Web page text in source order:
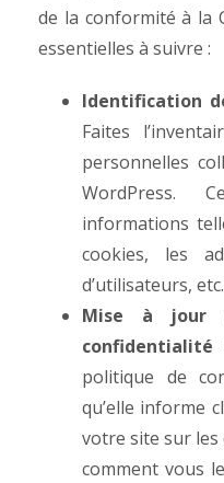
de la conformité à la
essentielles à suivre :
Identification
Faites
personnelles
WordPress.
informations
cookies, les
d’utilisateurs, etc.
Mise à jour
confidentialité
politique de
qu’elle informe
votre site sur les
comment vous